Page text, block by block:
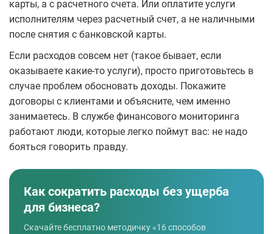
карты, а с расчетного счета. Или оплатите услуги
исполнителям через расчетный счет, а не наличными
после снятия с банковской карты.
Если расходов совсем нет (такое бывает, если
оказываете какие-то услуги), просто приготовьтесь в
случае проблем обосновать доходы. Покажите
договоры с клиентами и объясните, чем именно
занимаетесь. В службе финансового мониторинга
работают люди, которые легко поймут вас: не надо
бояться говорить правду.
Как сократить расходы без ущерба
для бизнеса?
Скачайте бесплатно методичку «16 способов